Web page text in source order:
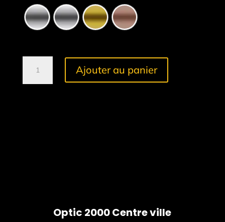
Ajouter au panier
Optic 2000 Centre ville